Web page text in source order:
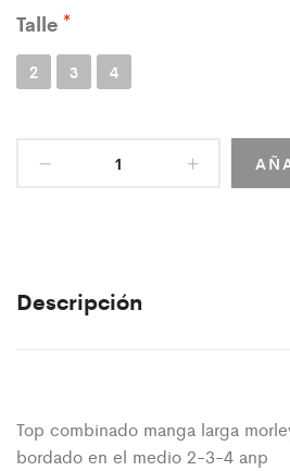
Talle
2 3 4
Descripción
Top combinado manga larga
bordado en el medio 2-3-4 anp